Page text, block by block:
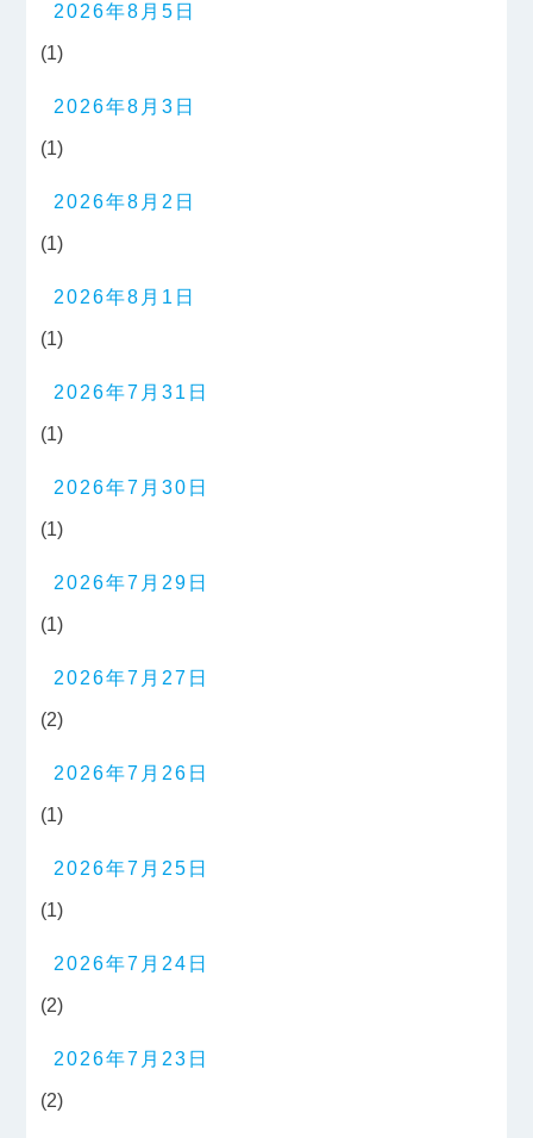
2026年8月5日
(1)
2026年8月3日
(1)
2026年8月2日
(1)
2026年8月1日
(1)
2026年7月31日
(1)
2026年7月30日
(1)
2026年7月29日
(1)
2026年7月27日
(2)
2026年7月26日
(1)
2026年7月25日
(1)
2026年7月24日
(2)
2026年7月23日
(2)